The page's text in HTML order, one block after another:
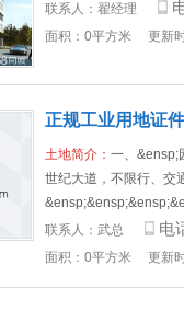
联系人： 翟经理
面积：0平方米 更新
正规工业用地证
土地简介： 一、&ensp;
世纪大道，不限行、交
联系人： 武总 电
面积：0平方米 更新